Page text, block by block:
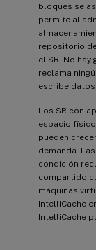
bloques se
permite al
repositorio
el SR. No
reclama
escribe datos.
Los SR con
espacio
pueden
demanda.
condición
compartido
máquinas
IntelliCache
IntelliCache